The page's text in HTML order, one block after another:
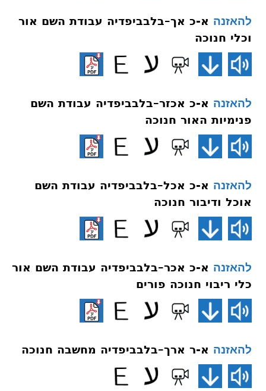
להאזנה א-כ אך–בלבביפדיה עבודת השם אור
וכלי חנוכה
להאזנה א-כ אכזר–בלבביפדיה עבודת השם
פנימיות האור חנוכה
להאזנה א-כ אכל–בלבביפדיה עבודת השם
אוכל ודיבור חנוכה
להאזנה א-כ אכר–בלבביפדיה עבודת השם אור
כלי ריבוי חנוכה פורים
להאזנה א-ר ארך–בלבביפדיה מחשבה חנוכה